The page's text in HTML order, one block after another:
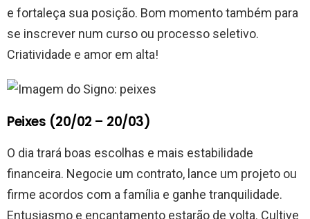
e fortaleça sua posição. Bom momento também para
se inscrever num curso ou processo seletivo.
Criatividade e amor em alta!
Peixes (20/02 – 20/03)
O dia trará boas escolhas e mais estabilidade
financeira. Negocie um contrato, lance um projeto ou
firme acordos com a família e ganhe tranquilidade.
Entusiasmo e encantamento estarão de volta. Cultive